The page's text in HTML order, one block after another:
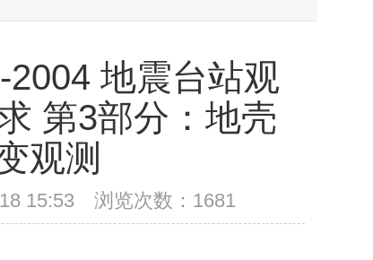
地震台站观
第3部分：地壳
观测
15:53 浏览次数： 1681